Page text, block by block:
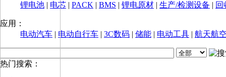
锂电池 | 电芯 | PACK | BMS | 锂电原材 | 生产/检测设备 | 回
应用：
电动汽车 | 电动自行车 | 3C数码 | 储能 | 电动工具 | 航天航
热门搜索：